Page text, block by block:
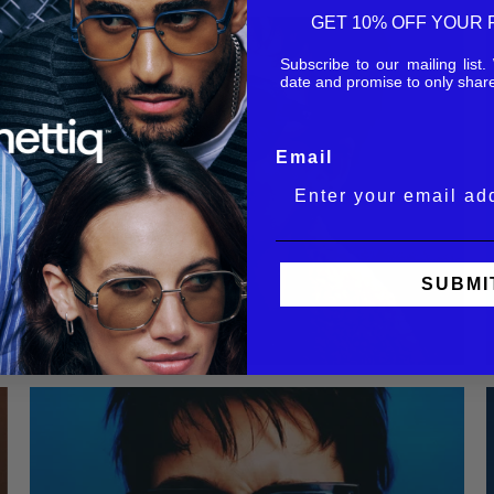
08
Par Shopify API octobre 26, 2023
GET 10% OFF YOUR
Subscribe to our mailing
date and promise to only
Email